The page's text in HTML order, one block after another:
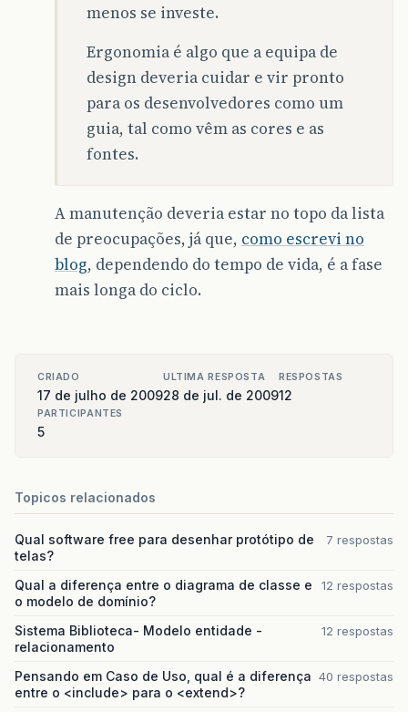
menos se investe.
Ergonomia é algo que a equipa de
design deveria cuidar e vir pronto
para os desenvolvedores como um
guia, tal como vêm as cores e as
fontes.
A manutenção deveria estar no topo da lista
de preocupações, já que, como escrevi no
blog, dependendo do tempo de vida, é a fase
mais longa do ciclo.
CRIADO
17 de julho de 2009
ULTIMA RESPOSTA
28 de jul. de 2009
RESPOSTAS
12
PARTICIPANTES
5
Topicos relacionados
Qual software free para desenhar protótipo de
telas?
7 respostas
Qual a diferença entre o diagrama de classe e
o modelo de domínio?
12 respostas
Sistema Biblioteca- Modelo entidade -
relacionamento
12 respostas
Pensando em Caso de Uso, qual é a diferença
entre o <include> para o <extend>?
40 respostas